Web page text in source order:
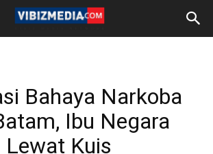
Bahaya Narkoba
Ibu Negara
Lewat Kuis